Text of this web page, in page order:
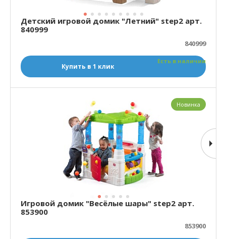
Детский игровой домик "Летний" step2 арт.
840999
840999
Есть в наличии
Купить в 1 клик
Игровой домик "Весёлые шары" step2 арт.
853900
853900
Новинка